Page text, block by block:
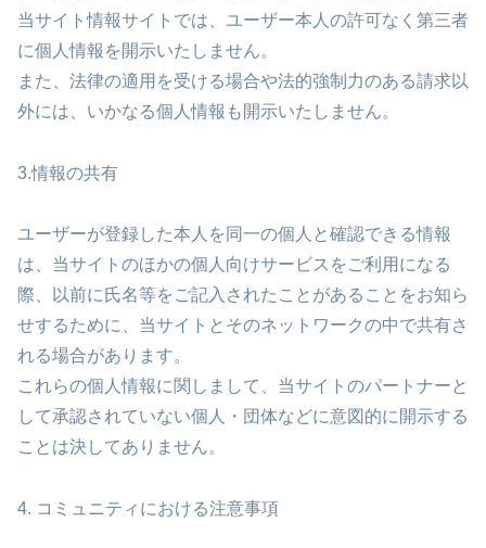
当サイト情報サイトでは、ユーザー本人の許可なく第三者
に個人情報を開示いたしません。
また、法律の適用を受ける場合や法的強制力のある請求以
外には、いかなる個人情報も開示いたしません。
3.情報の共有
ユーザーが登録した本人を同一の個人と確認できる情報
は、当サイトのほかの個人向けサービスをご利用になる
際、以前に氏名等をご記入されたことがあることをお知ら
せするために、当サイトとそのネットワークの中で共有さ
れる場合があります。
これらの個人情報に関しまして、当サイトのパートナーと
して承認されていない個人・団体などに意図的に開示する
ことは決してありません。
4. コミュニティにおける注意事項